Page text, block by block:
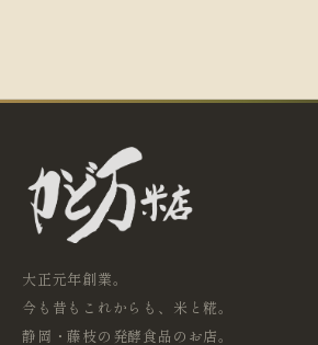
大正元年創業。
今も昔もこれからも、米と糀。
静岡・藤枝の発酵食品のお店。